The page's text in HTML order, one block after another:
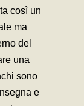
così un
ma
del
una
sono
e